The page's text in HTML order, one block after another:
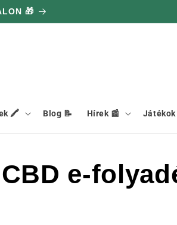
🎁
🖍️ Blog 📝 Hírek 📰 Játékok
e-